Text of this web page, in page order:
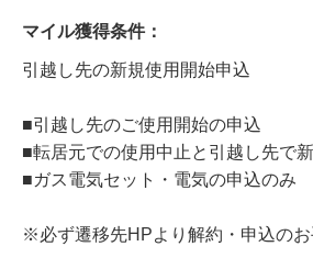
マイル獲得条件：
引越し先の新規使用開始申込
■引越し先のご使用開始の申込
■転居元での使用中止と引越し先で
■ガス電気セット・電気の申込のみ
※必ず遷移先HPより解約・申込の